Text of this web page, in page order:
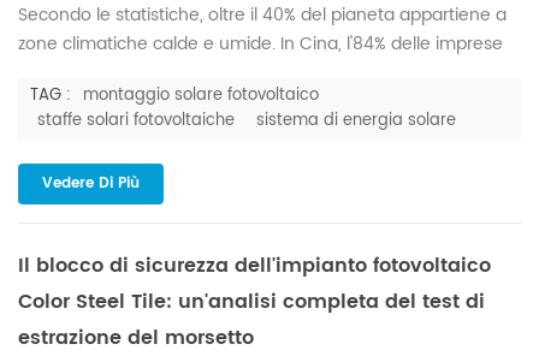
Secondo le statistiche, oltre il 40% del pianeta appartiene a
zone climatiche calde e umide. In Cina, l'84% delle imprese
dove l'umidità può raggiungere il 60-90%, a volte anche
quasi il 100% durante il "Hui Nan Tian" (un fenomeno
meteorologico regionale umido). L'aria ad alta umidità
forma una pellicola d'acqua continua sulla superficie d...
TAG : montaggio solare fotovoltaico
staffe solari fotovoltaiche
sistema di energia solare
Vedere Di Più
Il blocco di sicurezza dell'impianto fotovoltaico
Color Steel Tile: un'analisi completa del test di
estrazione del morsetto